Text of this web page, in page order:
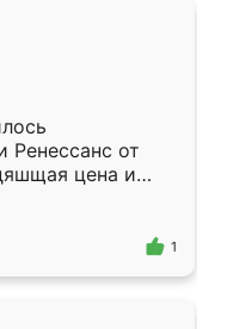
Ренессанс от
цена и
Приехавший
самый
1